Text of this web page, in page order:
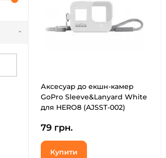
Аксесуар до екшн-камер
GoPro Sleeve&Lanyard White
для HERO8 (AJSST-002)
79 грн.
Купити